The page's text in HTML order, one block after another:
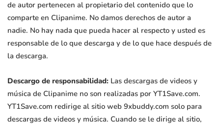
de autor pertenecen al propietario del contenido que lo
comparte en Clipanime. No damos derechos de autor a
nadie. No hay nada que pueda hacer al respecto y usted es
responsable de lo que descarga y de lo que hace después de
la descarga.
Descargo de responsabilidad: Las descargas de videos y
música de Clipanime no son realizadas por YT1Save.com.
YT1Save.com redirige al sitio web 9xbuddy.com solo para
descargas de videos y música. Cuando se le dirige al sitio,